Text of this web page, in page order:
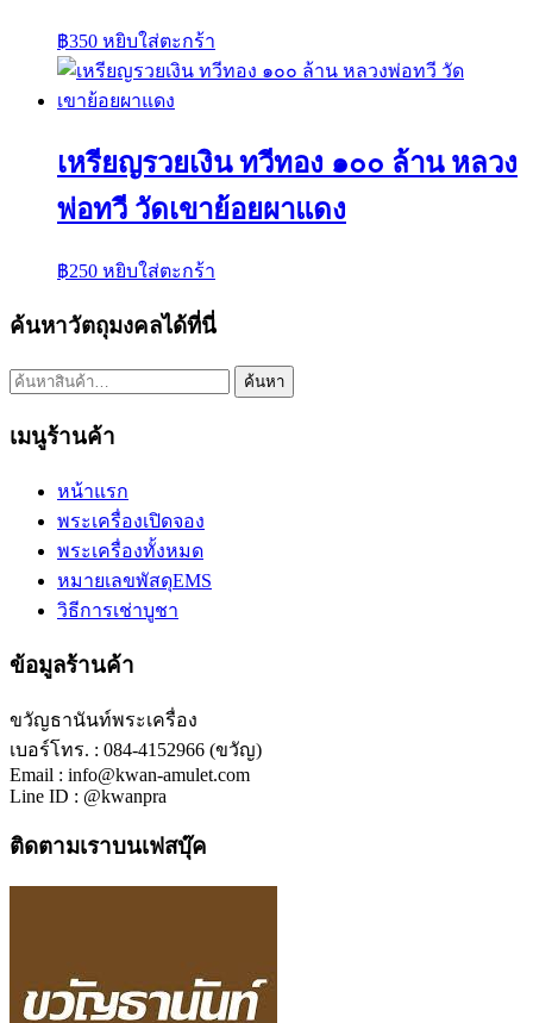
฿350 หยิบใส่ตะกร้า
เหรียญรวยเงิน ทวีทอง ๑๐๐ ล้าน หลวง
พ่อทวี วัดเขาย้อยผาแดง
฿250 หยิบใส่ตะกร้า
ค้นหาวัตถุมงคลได้ที่นี่
ค้นหา: ค้นหา
เมนูร้านค้า
หน้าแรก
พระเครื่องเปิดจอง
พระเครื่องทั้งหมด
หมายเลขพัสดุEMS
วิธีการเช่าบูชา
ข้อมูลร้านค้า
ขวัญธานันท์พระเครื่อง
เบอร์โทร. : 084-4152966 (ขวัญ)
Email : info@kwan-amulet.com
Line ID : @kwanpra
ติดตามเราบนเฟสบุ๊ค